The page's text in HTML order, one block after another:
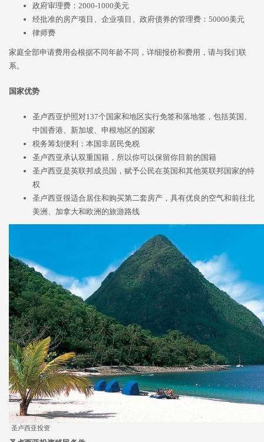
政府审理费：2000-1000美元
经批准的房产项目、企业项目、政府债券的管理费：50000美元
律师费
家庭全部申请费用会根据不同年龄不同，详细报价和费用，请与我们联
系。
国家优势
圣卢西亚护照对137个国家和地区实行免签和落地签，包括英国、
中国香港、新加坡、申根地区的国家
税务筹划便利：本国非居民免税
圣卢西亚承认双重国籍，所以你可以保留你目前的国籍
圣卢西亚是英联邦成员国，赋予公民在英国和其他英联邦国家的特
权
圣卢西亚很适合居住和购买第二套房产，具有优良的空气和前往北
美洲、加拿大和欧洲的旅游路线
圣卢西亚投资